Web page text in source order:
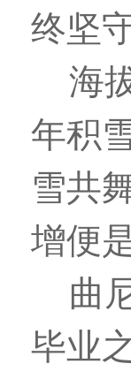
终坚
海
年积
雪共
增便
曲
毕业